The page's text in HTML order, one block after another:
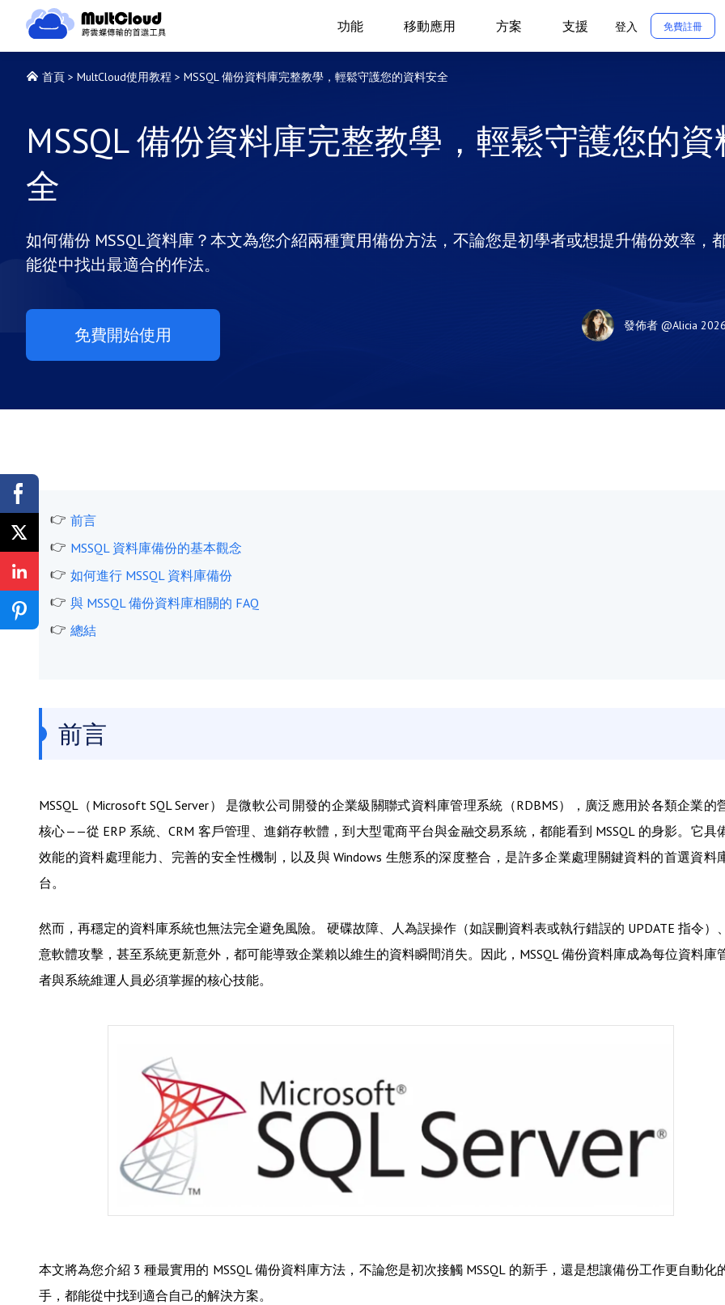
功能 移動應用 方案 支援 登入 免費註冊
首頁 > MultCloud使用教程 > MSSQL 備份資料庫完整教學，輕鬆守護您的資料安全
MSSQL 備份資料庫完整教學，輕鬆守護您的
全
如何備份 MSSQL資料庫？本文為您介紹兩種實用備份方法，不論您是初學者或想提升備份效率，
能從中找出最適合的作法。
免費開始使用 發佈者 @Alicia
前言
MSSQL 資料庫備份的基本觀念
如何進行 MSSQL 資料庫備份
與 MSSQL 備份資料庫相關的 FAQ
總結
前言
MSSQL（Microsoft SQL Server） 是微軟公司開發的企業級關聯式資料庫管理系統（RDBMS），廣泛應用於各類企業的
核心——從 ERP 系統、CRM 客戶管理、進銷存軟體，到大型電商平台與金融交易系統，都能看到 MSSQL 的身影。它具
效能的資料處理能力、完善的安全性機制，以及與 Windows 生態系的深度整合，是許多企業處理關鍵資料的首選資料
台。
然而，再穩定的資料庫系統也無法完全避免風險。 硬碟故障、人為誤操作（如誤刪資料表或執行錯誤的 UPDATE 指令）
意軟體攻擊，甚至系統更新意外，都可能導致企業賴以維生的資料瞬間消失。因此，MSSQL 備份資料庫成為每位資料庫
者與系統維運人員必須掌握的核心技能。
本文將為您介紹 3 種最實用的 MSSQL 備份資料庫方法，不論您是初次接觸 MSSQL 的新手，還是想讓備份工作更自動化
手，都能從中找到適合自己的解決方案。